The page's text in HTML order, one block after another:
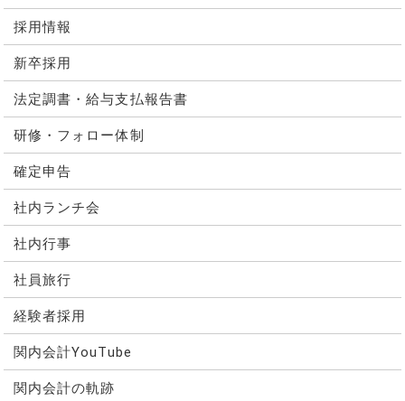
採用情報
新卒採用
法定調書・給与支払報告書
研修・フォロー体制
確定申告
社内ランチ会
社内行事
社員旅行
経験者採用
関内会計YouTube
関内会計の軌跡